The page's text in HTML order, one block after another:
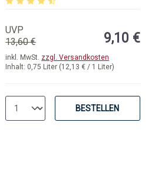
Inhalt: 0,75 Liter (12,13 € / 1 Liter)
inkl. MwSt. zzgl. Versandkosten
UVP
13,60 €
9,10 €
BESTELLEN